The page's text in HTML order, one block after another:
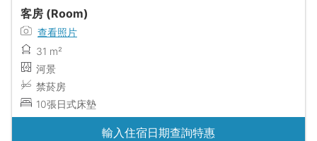
客房 (Room)
查看照片
31 m²
河景
禁菸房
10張日式床墊
輸入住宿日期查詢特惠